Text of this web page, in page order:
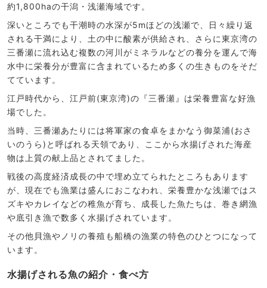
約1,800haの干潟・浅瀬海域です。
深いところでも干潮時の水深が5mほどの浅瀬で、日々繰り返
される干満により、土の中に酸素が供給され、さらに東京湾の
三番瀬に流れ込む複数の河川がミネラルなどの養分を運んで海
水中に栄養分が豊富に含まれているため多くの生きものをそだ
てています。
江戸時代から、江戸前(東京湾)の『三番瀬』は栄養豊富な好漁
場でした。
当時、三番瀬あたりには将軍家の食卓をまかなう御菜浦(おさ
いのうら)と呼ばれる天領であり、ここから水揚げされた海産
物は上質の献上品とされてました。
戦後の高度経済成長の中で埋め立てられたところもあります
が、現在でも漁業は盛んにおこなわれ、栄養豊かな浅瀬ではス
ズキやカレイなどの稚魚が育ち、成長した魚たちは、巻き網漁
や底引き漁で数多く水揚げされています。
その他貝漁やノリの養殖も船橋の漁業の特色のひとつになって
います。
水揚げされる魚の紹介・食べ方